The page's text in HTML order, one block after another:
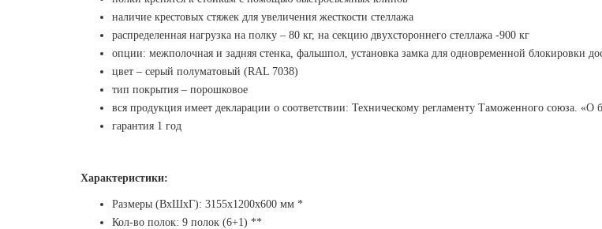
наличие крестовых стяжек для увеличения жесткости стеллажа
распределенная нагрузка на полку – 80 кг, на секцию двухстороннего стеллажа -900 кг
опции: межполочная и задняя стенка, фальшпол, установка замка для одновременной блокировки
цвет – серый полуматовый (RAL 7038)
тип покрытия – порошковое
вся продукция имеет декларации о соответствии: Техническому регламенту Таможенного союза.
гарантия 1 год
Характеристики:
Размеры (ВхШхГ): 3155х1200х600 мм *
Кол-во полок: 9 полок (6+1) **